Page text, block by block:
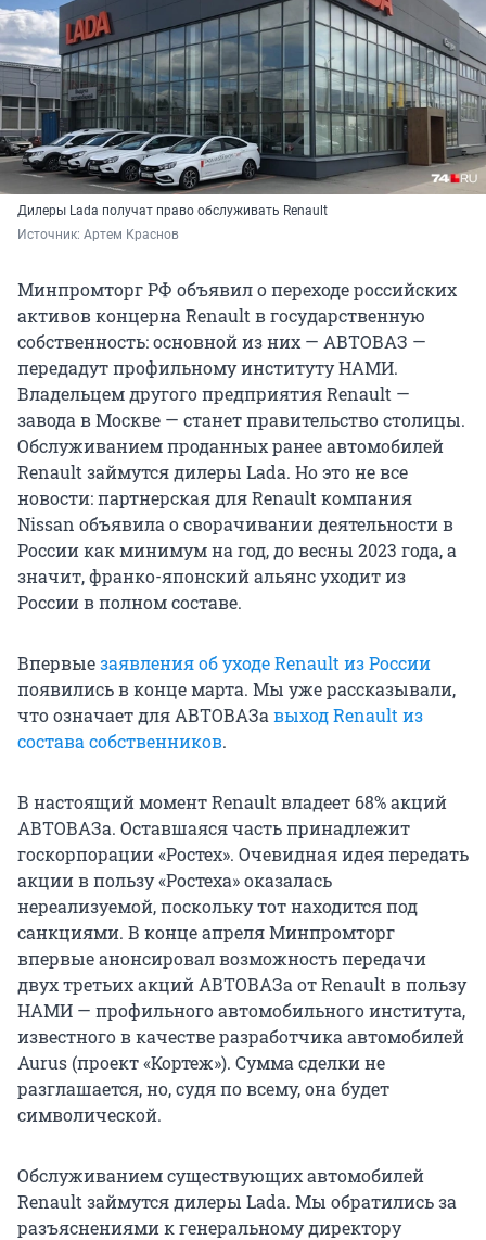
Дилеры Lada получат право обслуживать Renault
Источник: Артем Краснов
Минпромторг РФ объявил о переходе российских
активов концерна Renault в государственную
собственность: основной из них — АВТОВАЗ —
передадут профильному институту НАМИ.
Владельцем другого предприятия Renault —
завода в Москве — станет правительство столицы.
Обслуживанием проданных ранее автомобилей
Renault займутся дилеры Lada. Но это не все
новости: партнерская для Renault компания
Nissan объявила о сворачивании деятельности в
России как минимум на год, до весны 2023 года, а
значит, франко-японский альянс уходит из
России в полном составе.
Впервыезаявления об уходе Renault из России
появились в конце марта. Мы уже рассказывали,
что означает для АВТОВАЗа выход Renault из
состава собственников.
В настоящий момент Renault владеет 68% акций
АВТОВАЗа. Оставшаяся часть принадлежит
госкорпорации «Ростех». Очевидная идея передать
акции в пользу «Ростеха» оказалась
нереализуемой, поскольку тот находится под
санкциями. В конце апреля Минпромторг
впервые анонсировал возможность передачи
двух третьих акций АВТОВАЗа от Renault в пользу
НАМИ — профильного автомобильного института,
известного в качестве разработчика автомобилей
Aurus (проект «Кортеж»). Сумма сделки не
разглашается, но, судя по всему, она будет
символической.
Обслуживанием существующих автомобилей
Renault займутся дилеры Lada. Мы обратились за
разъяснениями к генеральному директору